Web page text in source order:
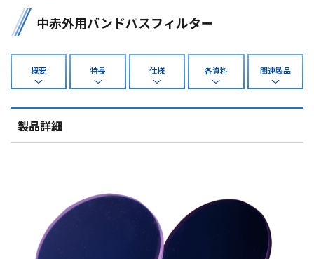
中赤外用バンドパスフィルター
概要 特長 仕様 各資料 関連製品
製品詳細